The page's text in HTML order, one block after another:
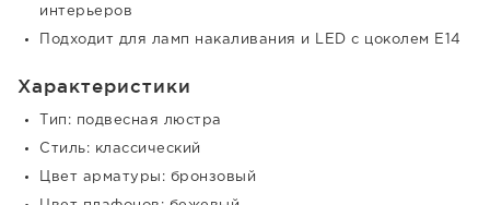
интерьеров
Подходит для ламп накаливания и LED с цоколем E14
Характеристики
Тип: подвесная люстра
Стиль: классический
Цвет арматуры: бронзовый